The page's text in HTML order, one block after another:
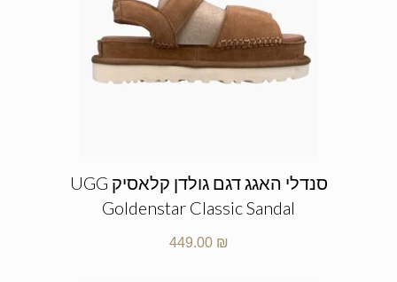
סנדלי האגג דגם גולדן קלאסיק UGG
Goldenstar Classic Sandal
449.00 ₪